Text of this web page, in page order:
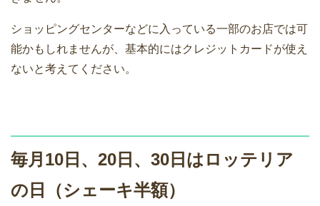
ショッピングセンターなどに入っている一部のお店では可
能かもしれませんが、基本的にはクレジットカードが使え
ないと考えてください。
毎月10日、20日、30日はロッテリア
の日（シェーキ半額）